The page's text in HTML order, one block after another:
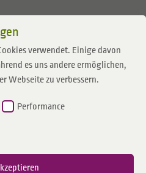
verwendet. Einige davon
es uns andere ermöglichen,
Webseite zu verbessern.
Performance